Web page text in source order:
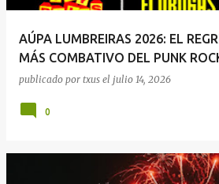
AÚPA LUMBREIRAS 2026: EL
MÁS COMBATIVO DEL PUNK
publicado por txus el julio 14, 2026
0